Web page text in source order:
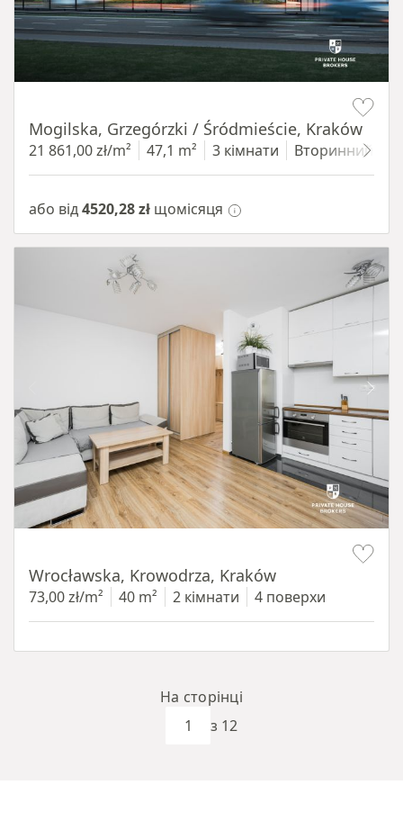
Mogilska, Grzegórzki / Śródmieście, Kraków
21 861,00 zł/m² 47,1 m² 3 кімнати Вторинний
або від4520,28 zł щомісяця
Wrocławska, Krowodrza, Kraków
73,00 zł/m² 40 m² 2 кімнати 4 поверхи
з 12
На сторінці